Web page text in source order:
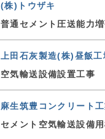
(株)トウザキ
普通セメント圧送能力
上田石灰製造(株)昼飯工
空気輸送設備設置工事
麻生筑豊コンクリート
セメント空気輸送設備